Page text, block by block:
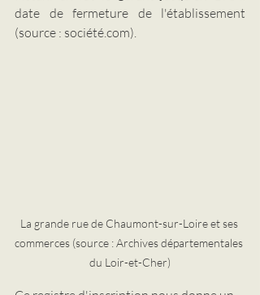
date de fermeture de l'établissement
(source : société.com).
La grande rue de Chaumont-sur-Loire et ses
commerces (source : Archives départementales
du Loir-et-Cher)